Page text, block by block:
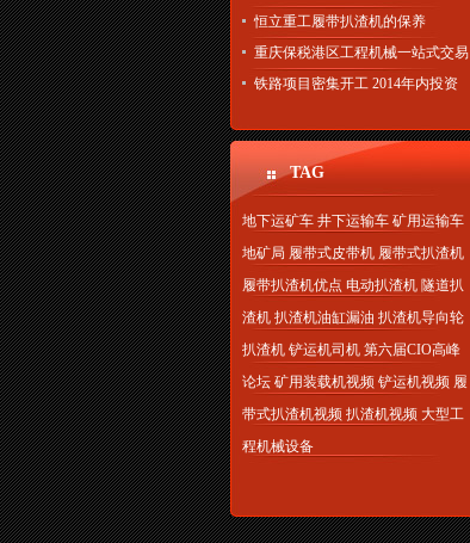
恒立重工履带扒渣机的保养
重庆保税港区工程机械一站式交易
铁路项目密集开工 2014年内投资
TAG
地下运矿车 井下运输车 矿用运输车
地矿局 履带式皮带机 履带式扒渣机
履带扒渣机优点 电动扒渣机 隧道扒
渣机 扒渣机油缸漏油 扒渣机导向轮
扒渣机 铲运机司机 第六届CIO高峰
论坛 矿用装载机视频 铲运机视频 履
带式扒渣机视频 扒渣机视频 大型工
程机械设备